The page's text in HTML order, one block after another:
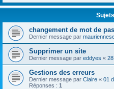
changement de mot de
Dernier message par
Supprimer un site
Dernier message par eddyes «
Gestions des erreurs
Dernier message par Claire « 01
Réponses : 1